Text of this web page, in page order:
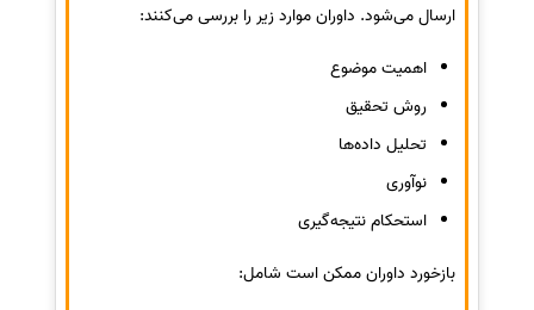
ارسال می‌شود. داوران موارد زیر را بررسی می‌کنند:
اهمیت موضوع
روش تحقیق
تحلیل داده‌ها
نوآوری
استحکام نتیجه‌گیری
بازخورد داوران ممکن است شامل: